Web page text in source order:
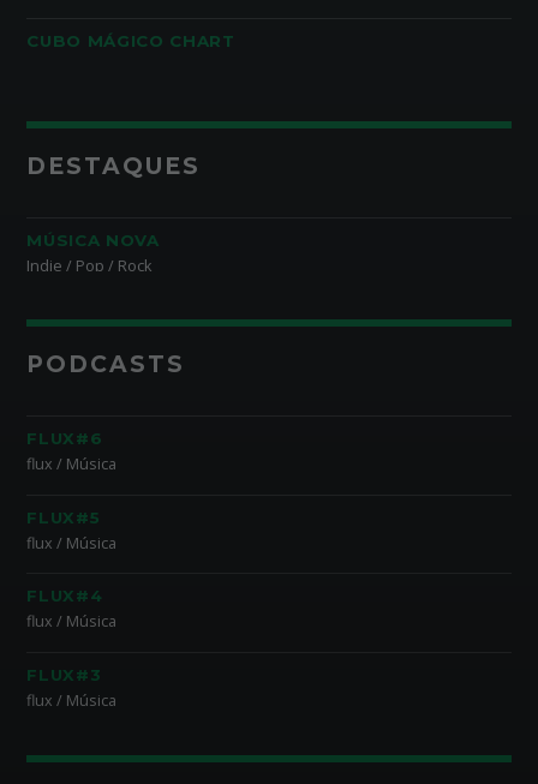
CUBO MÁGICO CHART
DESTAQUES
MÚSICA NOVA
Indie / Pop / Rock
PODCASTS
FLUX#6
flux / Música
FLUX#5
flux / Música
FLUX#4
flux / Música
FLUX#3
flux / Música